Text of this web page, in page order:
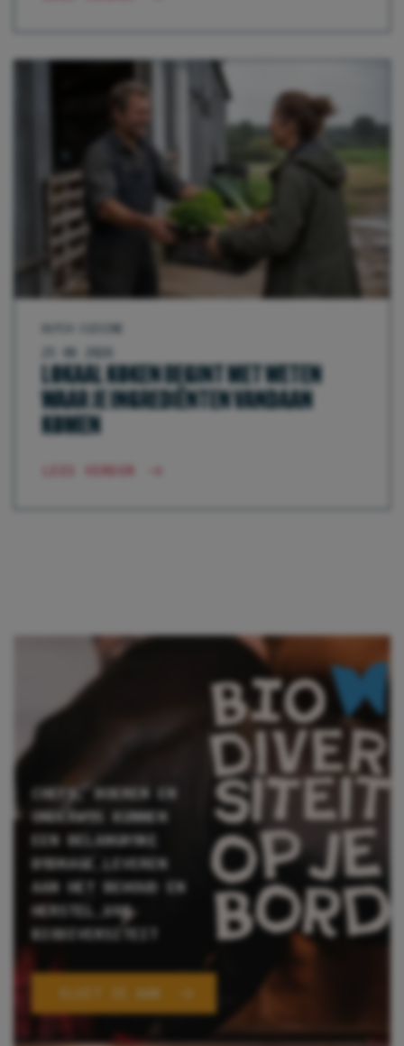
25 06 2026
LOKAAL KOKEN BEGINT MET WETEN
WAAR JE INGREDIËNTEN VANDAAN
KOMEN
CHEFS, BOEREN EN
ONDERWIJS KUNNEN
EEN BELANGRIJKE
BIJDRAGE LEVEREN
AAN HET BEHOUD EN
HERSTEL VAN
BIODIVERSITEIT
SLUIT JE AAN